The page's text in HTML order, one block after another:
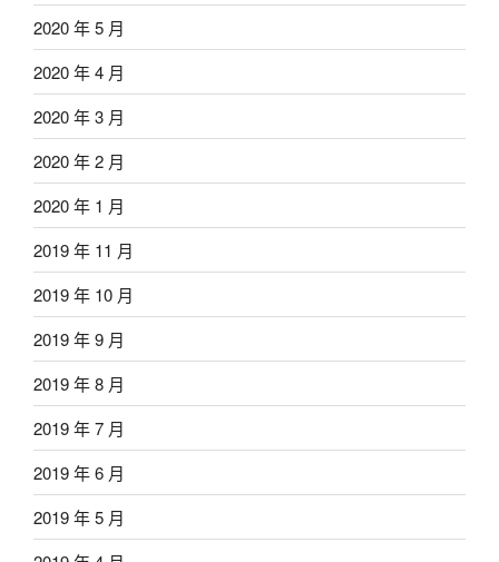
2020 年 5 月
2020 年 4 月
2020 年 3 月
2020 年 2 月
2020 年 1 月
2019 年 11 月
2019 年 10 月
2019 年 9 月
2019 年 8 月
2019 年 7 月
2019 年 6 月
2019 年 5 月